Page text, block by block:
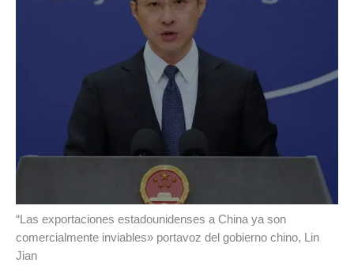
“Las exportaciones estadounidenses a China ya son
comercialmente inviables» portavoz del gobierno chino, Lin
Jian